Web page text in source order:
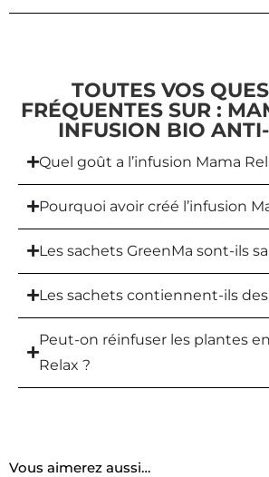
TOUTES VOS
FRÉQUENTES SUR :
INFUSION BIO
Quel goût a l’infusion Mama
Pourquoi avoir créé l’infusion
Les sachets GreenMa sont-ils
Les sachets contiennent-ils
Peut-on réinfuser les plantes
Relax ?
Vous aimerez aussi…